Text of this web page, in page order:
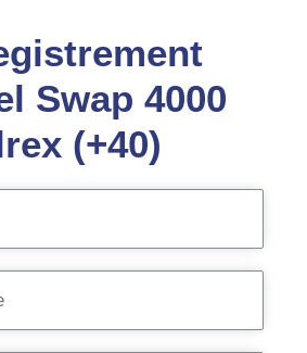
Swap 4000
(+40)